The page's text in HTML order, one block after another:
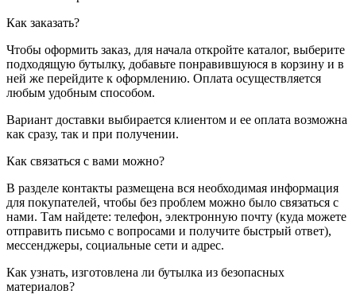
Как заказать?
Чтобы оформить заказ, для начала откройте каталог, выберите
подходящую бутылку, добавьте понравившуюся в корзину и в
ней же перейдите к оформлению. Оплата осуществляется
любым удобным способом.
Вариант доставки выбирается клиентом и ее оплата возможна
как сразу, так и при получении.
Как связаться с вами можно?
В разделе контакты размещена вся необходимая информация
для покупателей, чтобы без проблем можно было связаться с
нами. Там найдете: телефон, электронную почту (куда можете
отправить письмо с вопросами и получите быстрый ответ),
мессенджеры, социальные сети и адрес.
Как узнать, изготовлена ли бутылка из безопасных
материалов?